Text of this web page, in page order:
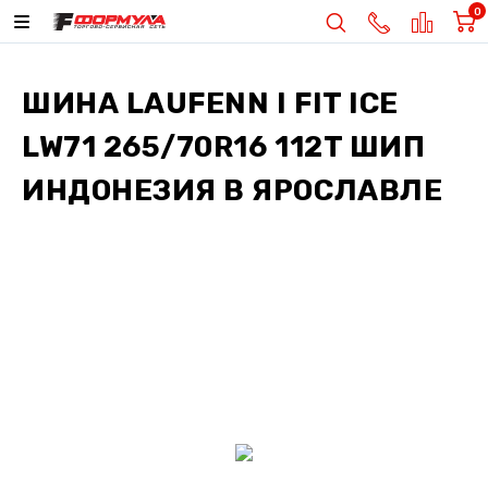
0
ШИНА LAUFENN I FIT ICE
LW71 265/70R16 112T ШИП
ИНДОНЕЗИЯ В ЯРОСЛАВЛЕ